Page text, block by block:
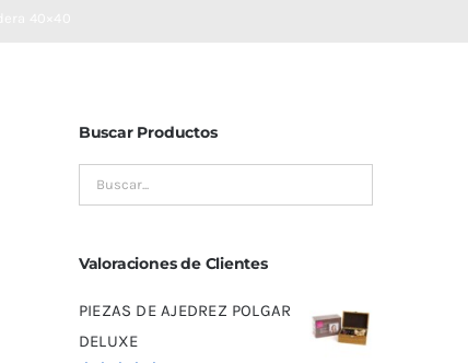
Buscar Productos
Valoraciones de Clientes
PIEZAS DE AJEDREZ POLGAR
DELUXE